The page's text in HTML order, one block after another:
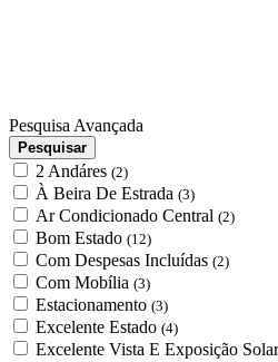
Pesquisa Avançada
Pesquisar
2 Andáres (2)
À Beira De Estrada (3)
Ar Condicionado Central (2)
Bom Estado (12)
Com Despesas Incluídas (2)
Com Mobília (3)
Estacionamento (3)
Excelente Estado (4)
Excelente Vista E Exposição